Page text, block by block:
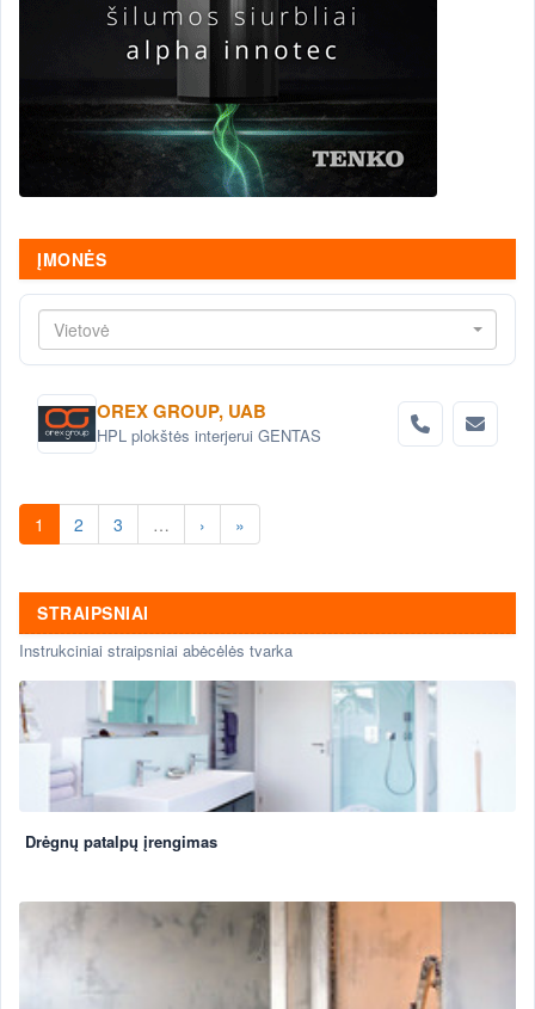
ĮMONĖS
Vietovė
OREX GROUP, UAB
HPL plokštės interjerui GENTAS
1 2 3 … › »
STRAIPSNIAI
Instrukciniai straipsniai abėcėlės tvarka
Drėgnų patalpų įrengimas